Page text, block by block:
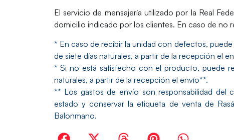
El servicio de mensajería utilizado por la Real
domicilio indicado por los clientes. En caso de
* En caso de recibir la unidad con defectos,
de siete días naturales, a partir de la recepción el
* Si no está satisfecho con el producto, puede
naturales, a partir de la recepción el envío**.
** Los gastos de envío son responsabilidad del
estado y conservar la etiqueta de venta de
Balonmano.